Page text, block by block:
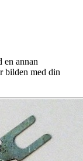
en annan
bilden med din